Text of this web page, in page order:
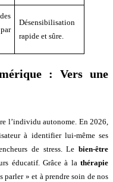
Désensibilisation
rapide et sûre.
: Vers une
l’individu autonome. En 2026,
à identifier lui-même ses
de stress. Le bien-être
éducatif. Grâce à lathérapie
parler » et à prendre soin de nos